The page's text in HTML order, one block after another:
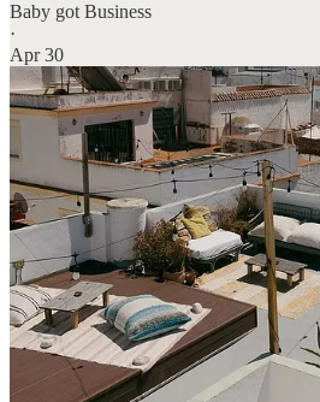
Baby got Business
·
Apr 30